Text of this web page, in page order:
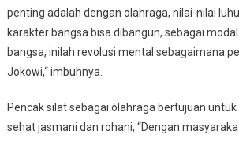
penting adalah dengan olahraga, nilai-nilai
karakter bangsa bisa dibangun, sebagai
bangsa, inilah revolusi mental sebagaimana
Jokowi,“ imbuhnya.
Pencak silat sebagai olahraga bertujuan
sehat jasmani dan rohani, “Dengan